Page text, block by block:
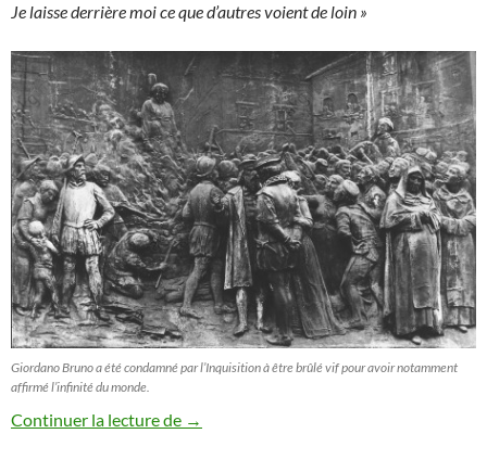
Je laisse derrière moi ce que d’autres voient de loin »
Giordano Bruno a été condamné par l’Inquisition à être brûlé vif pour avoir notamment
affirmé l’infinité du monde.
Continuer la lecture de Le Voyage Cosmique dans la Littérature
→